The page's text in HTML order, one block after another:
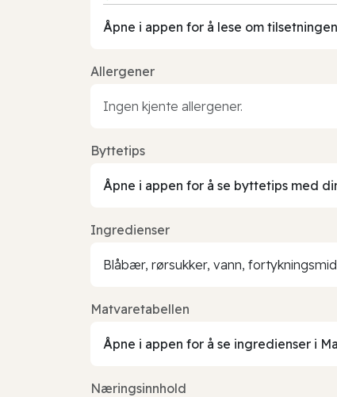
Åpne i appen for å lese om
Allergener
Ingen kjente allergener.
Byttetips
Åpne i appen for å se byttetips med
Ingredienser
Blåbær, rørsukker, vann,
Matvaretabellen
Åpne i appen for å se ingredienser i
Næringsinnhold